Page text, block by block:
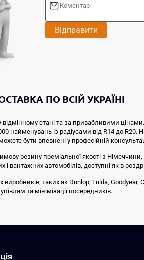
Відправити
ПО ВСІЙ УКРАЇНІ
стані та за привабливими
найменувань із радіусами від R14 до
бути впевнені у професійній
резину преміальної якості з
вантажних автомобілів, доступні як в
таких як Dunlop, Fulda, Goodyear,
та мінімізації посередників.